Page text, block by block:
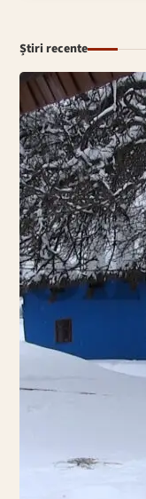
Știri recente